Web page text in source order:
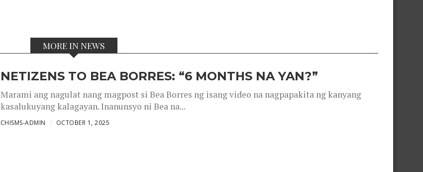
MORE IN NEWS
NETIZENS TO BEA BORRES: “6 MONTHS NA YAN?”
Marami ang nagulat nang magpost si Bea Borres ng isang video na nagpapakita ng kanyang
kasalukuyang kalagayan. Inanunsyo ni Bea na...
CHISMS-ADMIN OCTOBER 1, 2025